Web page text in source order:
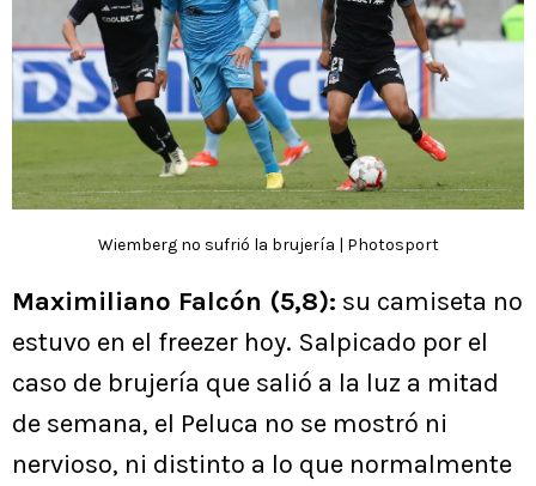
Wiemberg no sufrió la brujería | Photosport
Maximiliano Falcón (5,8): su camiseta no
estuvo en el freezer hoy. Salpicado por el
caso de brujería que salió a la luz a mitad
de semana, el Peluca no se mostró ni
nervioso, ni distinto a lo que normalmente